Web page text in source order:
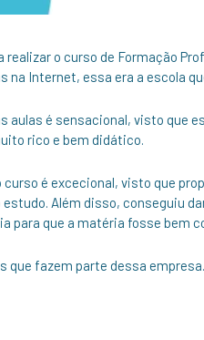
realizar o curso de Formação
na Internet, essa era a escola
aulas é sensacional, visto que
rico e bem didático.
curso é excecional, visto que
Além disso, conseguiu
para que a matéria fosse bem
que fazem parte dessa empresa.